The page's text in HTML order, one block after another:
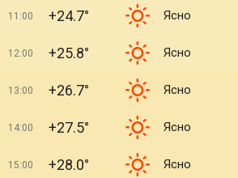
11:00 +24.7° Ясно
12:00 +25.8° Ясно
13:00 +26.7° Ясно
14:00 +27.5° Ясно
15:00 +28.0° Ясно